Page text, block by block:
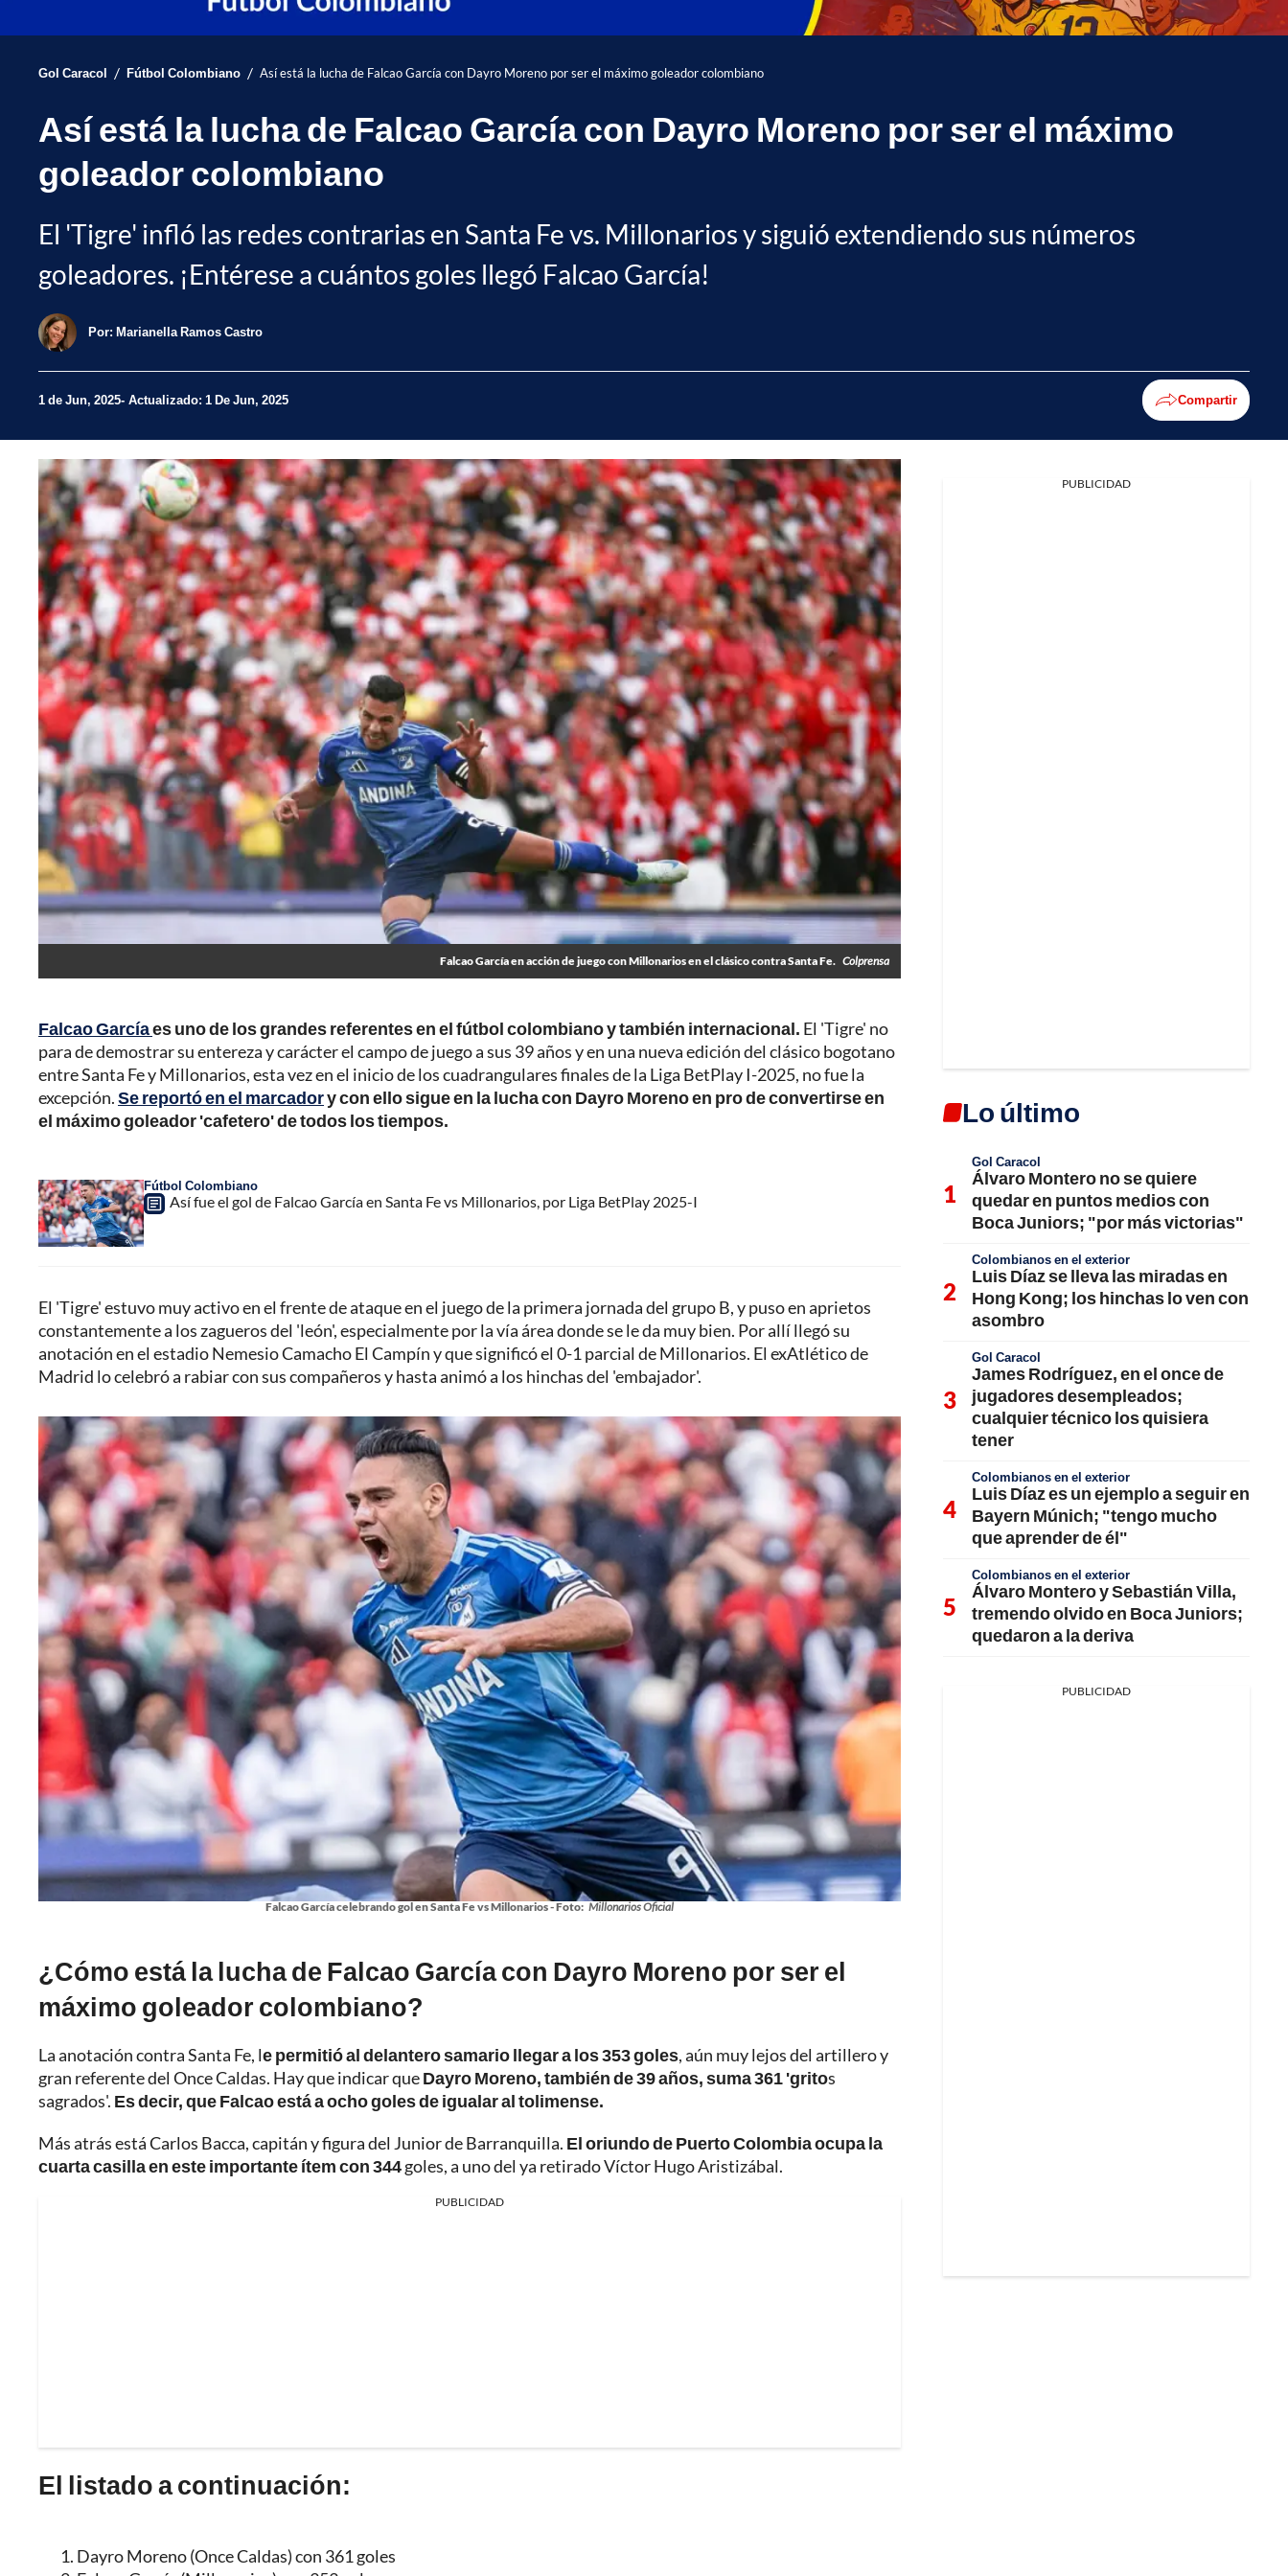
Gol Caracol / Fútbol Colombiano / Así está la lucha de Falcao García con Dayro Moreno por ser el máximo goleador colombiano
Así está la lucha de Falcao García con Dayro Moreno por ser el máximo
goleador colombiano
El 'Tigre' infló las redes contrarias en Santa Fe vs. Millonarios y siguió extendiendo sus números
goleadores. ¡Entérese a cuántos goles llegó Falcao García!
Por: Marianella Ramos Castro
1 de Jun, 2025 Actualizado: 1 De Jun, 2025 Compartir
Falcao García en acción de juego con Millonarios en el clásico contra Santa Fe. Colprensa
Falcao Garcíaes uno de los grandes referentes en el fútbol colombiano y también internacional. El 'Tigre' no
para de demostrar su entereza y carácter el campo de juego a sus 39 años y en una nueva edición del clásico bogotano
entre Santa Fe y Millonarios, esta vez en el inicio de los cuadrangulares finales de la Liga BetPlay I-2025, no fue la
excepción.Se reportó en el marcadory con ello sigue en la lucha con Dayro Moreno en pro de convertirse en
el máximo goleador 'cafetero' de todos los tiempos.
Fútbol Colombiano
Así fue el gol de Falcao García en Santa Fe vs Millonarios, por Liga BetPlay 2025-I
El 'Tigre' estuvo muy activo en el frente de ataque en el juego de la primera jornada del grupo B, y puso en aprietos
constantemente a los zagueros del 'león', especialmente por la vía área donde se le da muy bien. Por allí llegó su
anotación en el estadio Nemesio Camacho El Campín y que significó el 0-1 parcial de Millonarios. El exAtlético de
Madrid lo celebró a rabiar con sus compañeros y hasta animó a los hinchas del 'embajador'.
Falcao García celebrando gol en Santa Fe vs Millonarios - Foto: Millonarios Oficial
¿Cómo está la lucha de Falcao García con Dayro Moreno por ser el
máximo goleador colombiano?
La anotación contra Santa Fe, le permitió al delantero samario llegar a los 353 goles, aún muy lejos del artillero y
gran referente del Once Caldas. Hay que indicar queDayro Moreno, también de 39 años, suma 361 'gritos
sagrados'. Es decir, que Falcao está a ocho goles de igualar al tolimense.
Más atrás está Carlos Bacca, capitán y figura del Junior de Barranquilla. El oriundo de Puerto Colombia ocupa la
cuarta casilla en este importante ítem con 344goles, a uno del ya retirado Víctor Hugo Aristizábal.
PUBLICIDAD
El listado a continuación:
Dayro Moreno (Once Caldas) con 361 goles
PUBLICIDAD
Lo último
Gol Caracol
Álvaro Montero no se quiere
quedar en puntos medios con
Boca Juniors; "por más victorias"
Colombianos en el exterior
Luis Díaz se lleva las miradas en
Hong Kong; los hinchas lo ven con
asombro
Gol Caracol
James Rodríguez, en el once de
jugadores desempleados;
cualquier técnico los quisiera
tener
Colombianos en el exterior
Luis Díaz es un ejemplo a seguir en
Bayern Múnich; "tengo mucho
que aprender de él"
Colombianos en el exterior
Álvaro Montero y Sebastián Villa,
tremendo olvido en Boca Juniors;
quedaron a la deriva
PUBLICIDAD